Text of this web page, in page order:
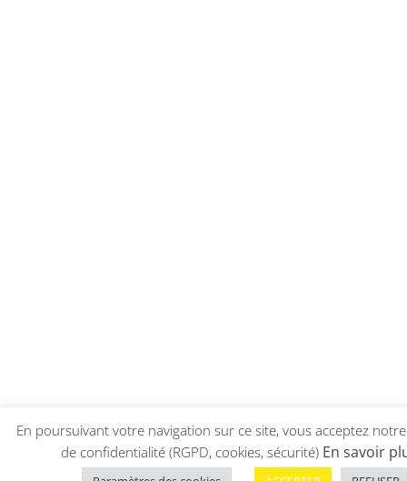
En poursuivant votre navigation sur ce site, vous acceptez
de confidentialité (RGPD, cookies, sécurité) En savoir